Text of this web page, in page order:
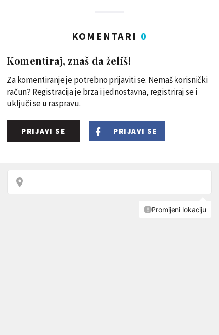
KOMENTARI 0
Komentiraj, znaš da želiš!
Za komentiranje je potrebno prijaviti se. Nemaš korisnički
račun? Registracija je brza i jednostavna, registriraj se i
uključi se u raspravu.
PRIJAVI SE PRIJAVI SE